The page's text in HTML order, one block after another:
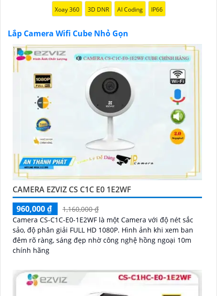
Xoay 360 3D DNR AI Coding IP66
Lắp Camera Wifi Cube Nhỏ Gọn
CAMERA EZVIZ CS C1C E0 1E2WF
960,000 ₫
1,160,000 ₫
Camera CS-C1C-E0-1E2WF là một Camera với độ nét sắc
sảo, độ phân giải FULL HD 1080P. Hình ảnh khi xem ban
đêm rõ ràng, sáng đẹp nhờ công nghệ hồng ngoại 10m
chính hãng